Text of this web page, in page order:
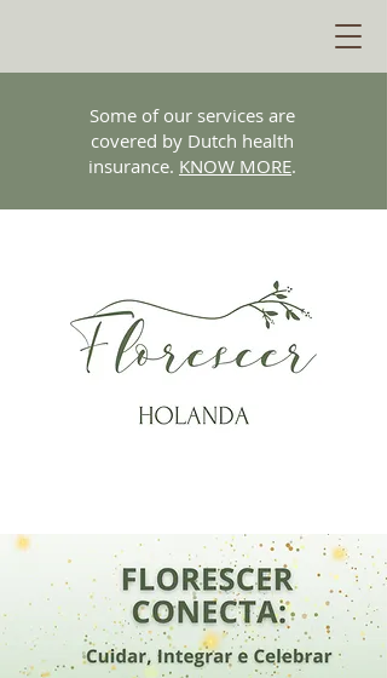
Some of our services are
covered by Dutch health
insurance. KNOW MORE.